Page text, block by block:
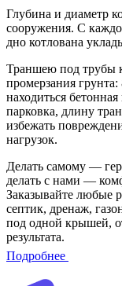
Глубина и диаметр
сооружения. С
дно котлована
Траншею под трубы
промерзания
находиться
парковка, длину
избежать
нагрузок.
Делать самому —
делать с нами —
Заказывайте любые
септик, дренаж,
под одной крышей,
результата.
Подробнее